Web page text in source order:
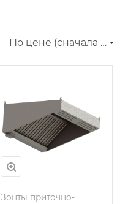
По цене (сначала дешёвые)
Зонты приточно-